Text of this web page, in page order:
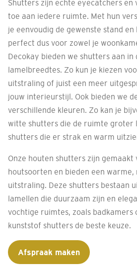
Shutters zijn echte eyecatchers en
toe aan iedere ruimte. Met hun
je eenvoudig de gewenste stand
perfect dus voor zowel je
Decokay bieden we shutters aan in
lamelbreedtes. Zo kun je kiezen
uitstraling of juist een meer
jouw interieurstijl. Ook bieden we
verschillende kleuren. Zo kan je
witte shutters die de ruimte groter
shutters die er strak en warm
Onze houten shutters zijn gemaakt
houtsoorten en bieden een warme,
uitstraling. Deze shutters bestaan
lamellen die duurzaam zijn en
vochtige ruimtes, zoals badkamers
kunststof shutters de beste keuze.
Afspraak maken